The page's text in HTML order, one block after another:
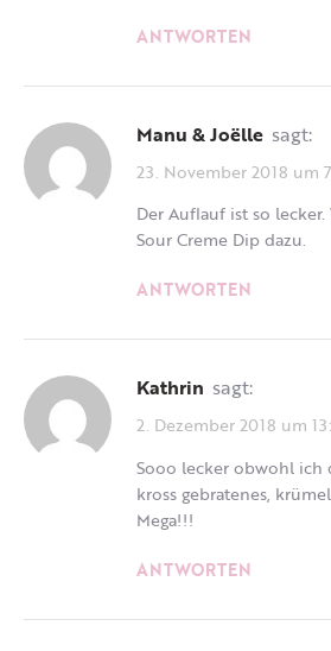
ANTWORTEN
Manu & Joëlle sagt:
23. November 2018 um
Der Auflauf ist so
Sour Creme Dip dazu.
ANTWORTEN
Kathrin sagt:
2. Dezember 2018 um
Sooo lecker obwohl ich
kross gebratenes,
Mega!!!
ANTWORTEN